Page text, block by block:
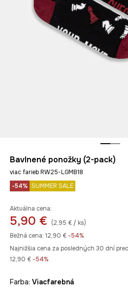
Bavlnené ponožky (2-pack)
viac farieb RW25-LGMB18
-54% SUMMER SALE
Aktuálna cena:
5,90 €
(2,95 € / ks)
Bežná cena: 12,90 € -54%
Najnižšia cena za posledných 30 dní
12,90 € -54%
Farba: viacfarebná